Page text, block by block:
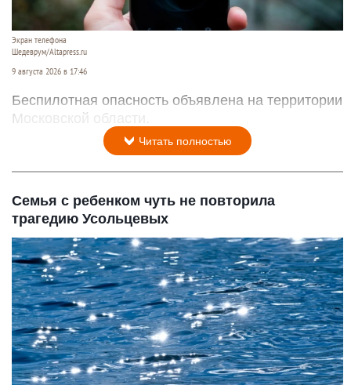
Экран телефона
Шедеврум/Altapress.ru
9 августа 2026 в 17:46
Беспилотная опасность объявлена на территории
Московской области.
Читать полностью
Семья с ребенком чуть не повторила
трагедию Усольцевых